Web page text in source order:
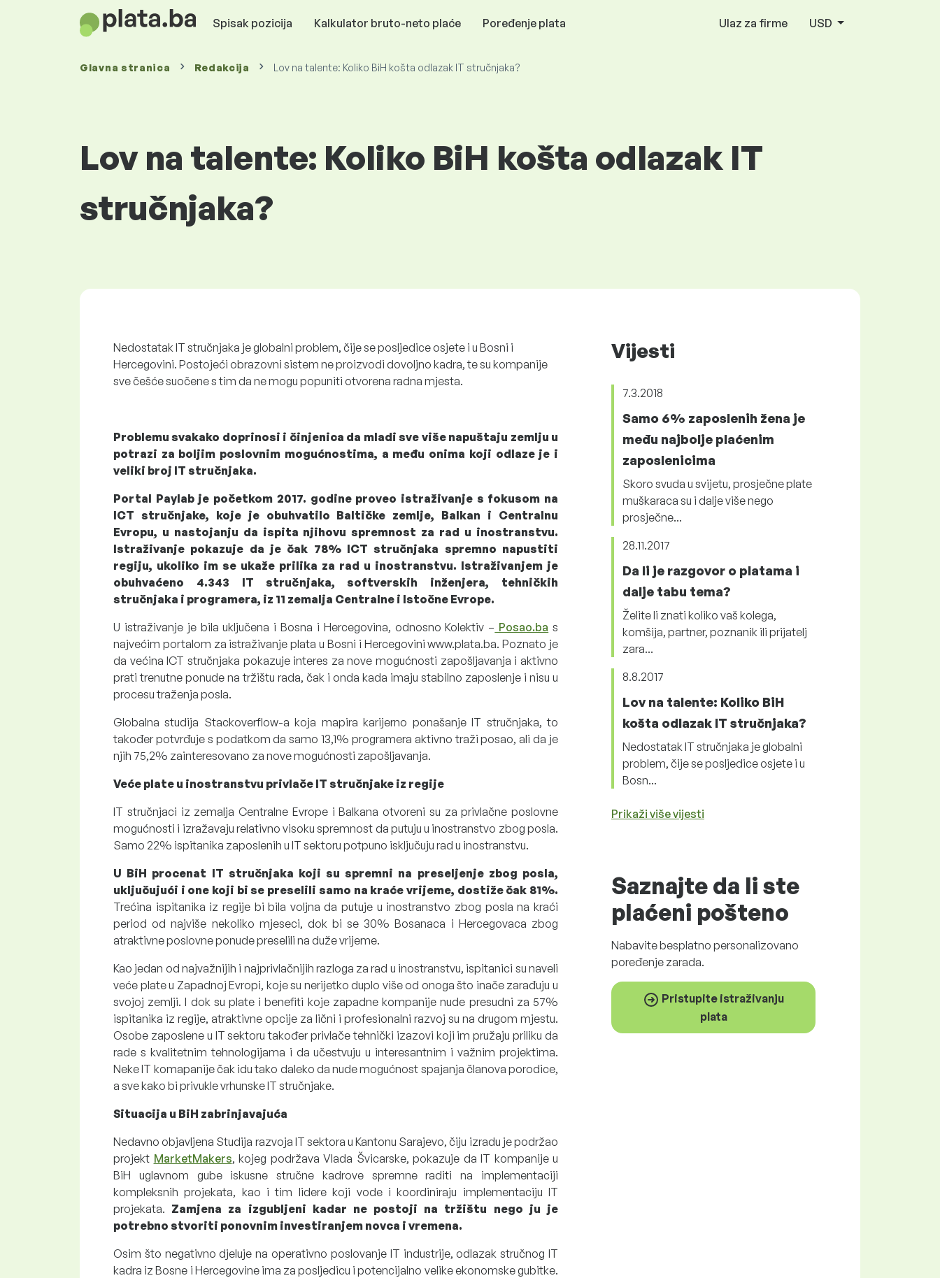
Spisak pozicija Kalkulator bruto-neto plaće Poređenje plata Ulaz za firme USD
Glavna stranica Redakcija Lov na talente: Koliko BiH košta odlazak IT stručnjaka?
Lov na talente: Koliko BiH košta odlazak IT
stručnjaka?
Nedostatak IT stručnjaka je globalni problem, čije se posljedice osjete i u Bosni i
Hercegovini. Postojeći obrazovni sistem ne proizvodi dovoljno kadra, te su kompanije
sve češće suočene s tim da ne mogu popuniti otvorena radna mjesta.
Problemu svakako doprinosi i činjenica da mladi sve više napuštaju zemlju u
potrazi za boljim poslovnim mogućnostima, a među onima koji odlaze je i
veliki broj IT stručnjaka.
Portal Paylab je početkom 2017. godine proveo istraživanje s fokusom na
ICT stručnjake, koje je obuhvatilo Baltičke zemlje, Balkan i Centralnu
Evropu, u nastojanju da ispita njihovu spremnost za rad u inostranstvu.
Istraživanje pokazuje da je čak 78% ICT stručnjaka spremno napustiti
regiju, ukoliko im se ukaže prilika za rad u inostranstvu. Istraživanjem je
obuhvaćeno 4.343 IT stručnjaka, softverskih inženjera, tehničkih
stručnjaka i programera, iz 11 zemalja Centralne i Istočne Evrope.
U istraživanje je bila uključena i Bosna i Hercegovina, odnosno Kolektiv – Posao.ba s
najvećim portalom za istraživanje plata u Bosni i Hercegovini www.plata.ba. Poznato je
da većina ICT stručnjaka pokazuje interes za nove mogućnosti zapošljavanja i aktivno
prati trenutne ponude na tržištu rada, čak i onda kada imaju stabilno zaposlenje i nisu u
procesu traženja posla.
Globalna studija Stackoverflow-a koja mapira karijerno ponašanje IT stručnjaka, to
također potvrđuje s podatkom da samo 13,1% programera aktivno traži posao, ali da je
njih 75,2% zainteresovano za nove mogućnosti zapošljavanja.
Veće plate u inostranstvu privlače IT stručnjake iz regije
IT stručnjaci iz zemalja Centralne Evrope i Balkana otvoreni su za privlačne poslovne
mogućnosti i izražavaju relativno visoku spremnost da putuju u inostranstvo zbog posla.
Samo 22% ispitanika zaposlenih u IT sektoru potpuno isključuju rad u inostranstvu.
U BiH procenat IT stručnjaka koji su spremni na preseljenje zbog posla,
uključujući i one koji bi se preselili samo na kraće vrijeme, dostiže čak 81%.
Trećina ispitanika iz regije bi bila voljna da putuje u inostranstvo zbog posla na kraći
period od najviše nekoliko mjeseci, dok bi se 30% Bosanaca i Hercegovaca zbog
atraktivne poslovne ponude preselili na duže vrijeme.
Kao jedan od najvažnijih i najprivlačnijih razloga za rad u inostranstvu, ispitanici su naveli
veće plate u Zapadnoj Evropi, koje su nerijetko duplo više od onoga što inače zarađuju u
svojoj zemlji. I dok su plate i benefiti koje zapadne kompanije nude presudni za 57%
ispitanika iz regije, atraktivne opcije za lični i profesionalni razvoj su na drugom mjestu.
Osobe zaposlene u IT sektoru također privlače tehnički izazovi koji im pružaju priliku da
rade s kvalitetnim tehnologijama i da učestvuju u interesantnim i važnim projektima.
Neke IT komapanije čak idu tako daleko da nude mogućnost spajanja članova porodice,
a sve kako bi privukle vrhunske IT stručnjake.
Situacija u BiH zabrinjavajuća
Nedavno objavljena Studija razvoja IT sektora u Kantonu Sarajevo, čiju izradu je podržao
projekt MarketMakers, kojeg podržava Vlada Švicarske, pokazuje da IT kompanije u
BiH uglavnom gube iskusne stručne kadrove spremne raditi na implementaciji
kompleksnih projekata, kao i tim lidere koji vode i koordiniraju implementaciju IT
projekata. Zamjena za izgubljeni kadar ne postoji na tržištu nego ju je
potrebno stvoriti ponovnim investiranjem novca i vremena.
Osim što negativno djeluje na operativno poslovanje IT industrije, odlazak stručnog IT
kadra iz Bosne i Hercegovine ima za posljedicu i potencijalno velike ekonomske gubitke.
Vijesti
7.3.2018
Samo 6% zaposlenih žena je
među najbolje plaćenim
zaposlenicima
Skoro svuda u svijetu, prosječne plate
muškaraca su i dalje više nego
prosječne...
28.11.2017
Da li je razgovor o platama i
dalje tabu tema?
Želite li znati koliko vaš kolega,
komšija, partner, poznanik ili prijatelj
zara...
8.8.2017
Lov na talente: Koliko BiH
košta odlazak IT stručnjaka?
Nedostatak IT stručnjaka je globalni
problem, čije se posljedice osjete i u
Bosn...
Prikaži više vijesti
Saznajte da li ste
plaćeni pošteno
Nabavitebesplatno personalizovano
poređenje zarada.
Pristupite istraživanju
plata